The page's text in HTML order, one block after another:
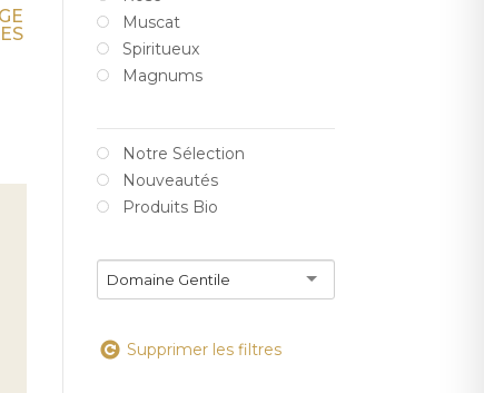
Muscat
Spiritueux
Magnums
Notre Sélection
Nouveautés
Produits Bio
Domaine Gentile
Supprimer les filtres